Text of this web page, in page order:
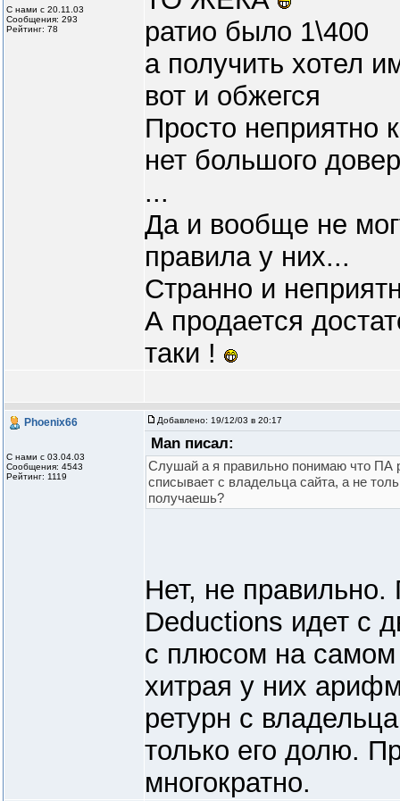
С нами с 20.11.03
Сообщения: 293
Рейтинг: 78
ратио было 1\400
а получить хотел
вот и обжегся
Просто неприятно
нет большого
...
Да и вообще не
правила у них...
Странно и
А продается
таки !
Phoenix66
С нами с 03.04.03
Сообщения: 4543
Рейтинг: 1119
Добавлено: 19/12/03 в 20:17
Man писал:
Слушай а я правильно понимаю что ПА
списывает с владельца сайта, а не
получаешь?
Нет, не правильно.
Deductions идет с
с плюсом на самом
хитрая у них
ретурн с
только его долю.
многократно.